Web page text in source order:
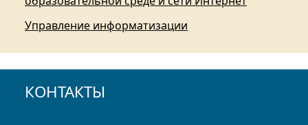
Управление информатизации
КОНТАКТЫ